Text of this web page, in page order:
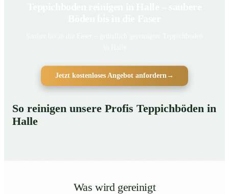
Jetzt kostenloses Angebot anfordern →
So reinigen unsere Profis Teppichböden in
Halle
Was wird gereinigt